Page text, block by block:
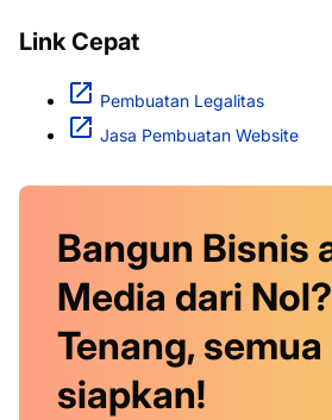
Link Cepat
Pembuatan Legalitas
Jasa Pembuatan Website
Bangun Bisnis
Media dari Nol?
Tenang,
siapkan!